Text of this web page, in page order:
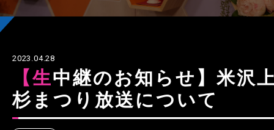
2023.04.28
【生中継のお知らせ】米沢上
杉まつり放送について